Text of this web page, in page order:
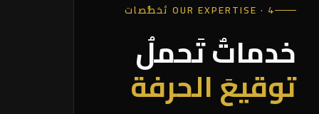
OUR EXPERTISE · 4 تَخصُّصات
خدماتٌ تَحملُ
توقيعَ الحرفة